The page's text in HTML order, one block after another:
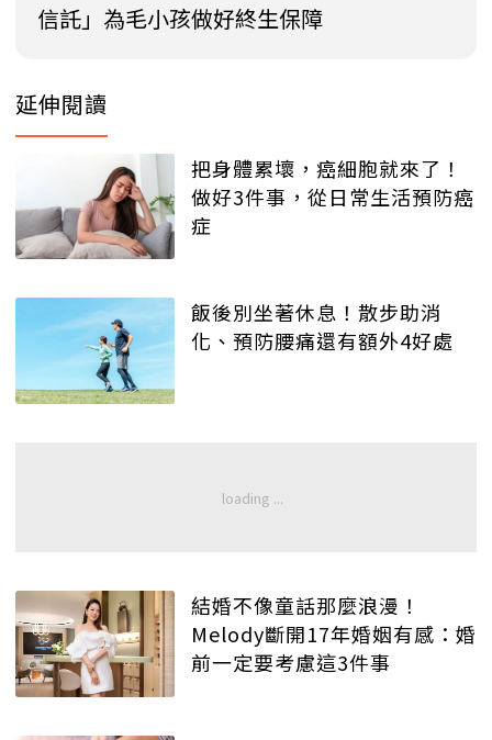
信託」為毛小孩做好終生保障
延伸閱讀
把身體累壞，癌細胞就來了！
做好3件事，從日常生活預防癌
症
飯後別坐著休息！散步助消
化、預防腰痛還有額外4好處
結婚不像童話那麼浪漫！
Melody斷開17年婚姻有感：婚
前一定要考慮這3件事